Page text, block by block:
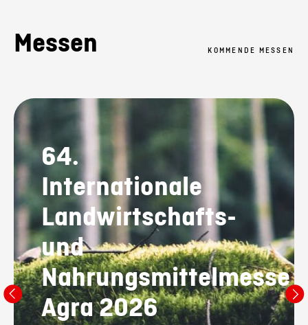
Messen KOMMENDE MESSEN
64.
Internationale
Landwirtschafts-
und
Nahrungsmittelmesse
Agra 2026